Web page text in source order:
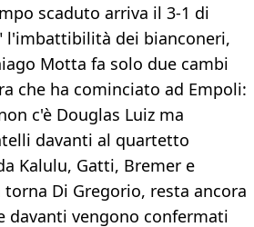
scaduto arriva il 3-1 di
l'imbattibilità dei bianconeri,
Motta fa solo due cambi
che ha cominciato ad Empoli:
c'è Douglas Luiz ma
davanti al quartetto
Kalulu, Gatti, Bremer e
Di Gregorio, resta ancora
davanti vengono confermati